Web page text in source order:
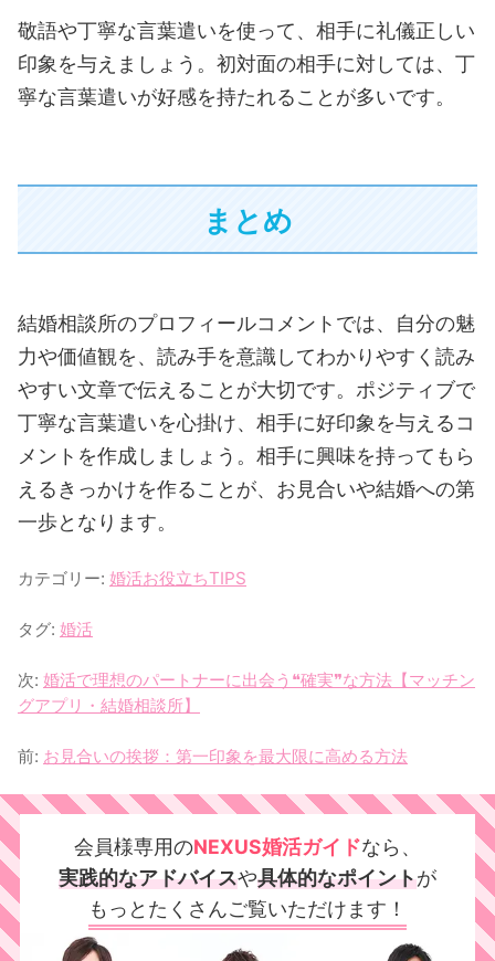
敬語や丁寧な言葉遣いを使って、相手に礼儀正しい
印象を与えましょう。初対面の相手に対しては、丁
寧な言葉遣いが好感を持たれることが多いです。
まとめ
結婚相談所のプロフィールコメントでは、自分の魅
力や価値観を、読み手を意識してわかりやすく読み
やすい文章で伝えることが大切です。ポジティブで
丁寧な言葉遣いを心掛け、相手に好印象を与えるコ
メントを作成しましょう。相手に興味を持ってもら
えるきっかけを作ることが、お見合いや結婚への第
一歩となります。
カテゴリー: 婚活お役立ちTIPS
タグ: 婚活
次: 婚活で理想のパートナーに出会う❝確実❞な方法【マッチン
グアプリ・結婚相談所】
前: お見合いの挨拶：第一印象を最大限に高める方法
会員様専用のNEXUS婚活ガイドなら、
実践的なアドバイスや具体的なポイントが
もっとたくさんご覧いただけます！